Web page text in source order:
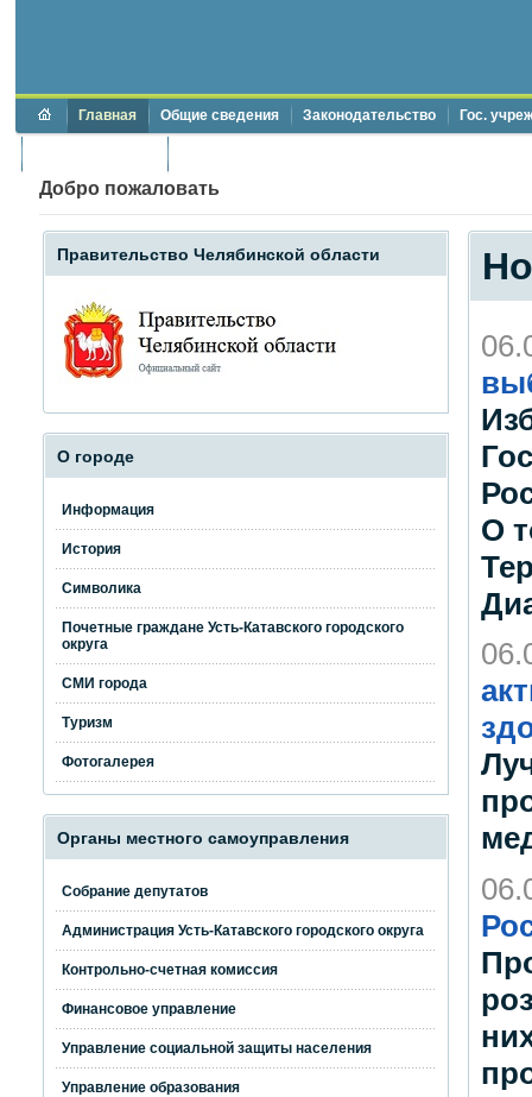
Главная Общие сведения Законодательство Гос.
Добро пожаловать
Правительство Челябинской области
О городе
Информация
История
Символика
Почетные граждане Усть-Катавского городского
округа
СМИ города
Туризм
Фотогалерея
Органы местного самоуправления
Собрание депутатов
Администрация Усть-Катавского городского округа
Контрольно-счетная комиссия
Финансовое управление
Управление социальной защиты населения
Управление образования
О